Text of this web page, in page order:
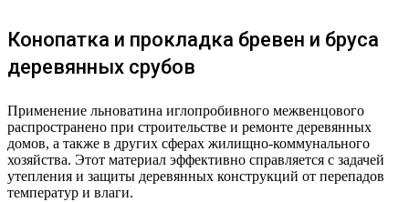
Конопатка и прокладка бревен и бруса
деревянных срубов
Применение льноватина иглопробивного межвенцового
распространено при строительстве и ремонте деревянных
домов, а также в других сферах жилищно-коммунального
хозяйства. Этот материал эффективно справляется с задачей
утепления и защиты деревянных конструкций от перепадов
температур и влаги.